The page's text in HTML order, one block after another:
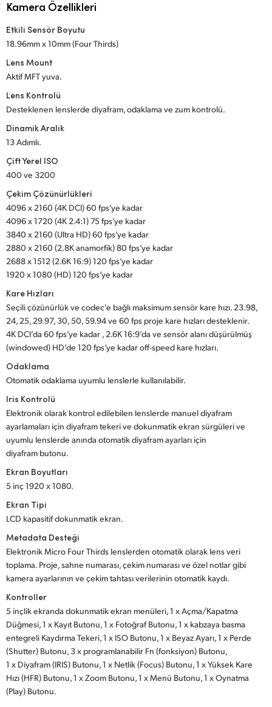
Poland
Portugal
Singapore
Spain
Chinese Taipei
Turkey
UAE
Ukraine
United Kingdom
United States
Kamera Özellikleri
Etkili Sensör Boyutu
18.96mm x 10mm (Four Thirds)
Lens Mount
Aktif MFT yuva.
Lens Kontrolü
Desteklenen lenslerde diyafram, odaklama ve zum kontrolü.
Dinamik Aralık
13 Adımlı.
Çift Yerel ISO
400 ve 3200
Çekim Çözünürlükleri
4096 x 2160 (4K DCI) 60 fps’ye kadar
4096 x 1720 (4K 2.4:1) 75 fps’ye kadar
3840 x 2160 (Ultra HD) 60 fps’ye kadar
2880 x 2160 (2.8K anamorfik) 80 fps’ye kadar
2688 x 1512 (2.6K 16:9) 120 fps’ye kadar
1920 x 1080 (HD) 120 fps’ye kadar
Kare Hızları
Seçili çözünürlük ve codec'e bağlı maksimum sensör kare hızı. 23.98,
24, 25, 29.97, 30, 50, 59.94 ve 60 fps proje kare hızları desteklenir.
4K DCI’da 60 fps’ye kadar , 2.6K 16:9’da ve sensör alanı düşürülmüş
(windowed) HD’de 120 fps’ye kadar off-speed kare hızları.
Odaklama
Otomatik odaklama uyumlu lenslerle kullanılabilir.
Iris Kontrolü
Elektronik olarak kontrol edilebilen lenslerde manuel diyafram
ayarlamaları için diyafram tekeri ve dokunmatik ekran sürgüleri ve
uyumlu lenslerde anında otomatik diyafram ayarları için
diyafram butonu.
Ekran Boyutları
5 inç 1920 x 1080.
Ekran Tipi
LCD kapasitif dokunmatik ekran.
Metadata Desteği
Elektronik Micro Four Thirds lenslerden otomatik olarak lens veri
toplama. Proje, sahne numarası, çekim numarası ve özel notlar gibi
kamera ayarlarının ve çekim tahtası verilerinin otomatik kaydı.
Kontroller
5 inçlik ekranda dokunmatik ekran menüleri, 1 x Açma/Kapatma
Düğmesi, 1 x Kayıt Butonu, 1 x Fotoğraf Butonu, 1 x kabzaya basma
entegreli Kaydırma Tekeri, 1 x ISO Butonu, 1 x Beyaz Ayarı, 1 x Perde
(Shutter) Butonu, 3 x programlanabilir Fn (fonksiyon) Butonu,
1 x Diyafram (IRIS) Butonu, 1 x Netlik (Focus) Butonu, 1 x Yüksek Kare
Hızı (HFR) Butonu, 1 x Zoom Butonu, 1 x Menü Butonu, 1 x Oynatma
(Play) Butonu.